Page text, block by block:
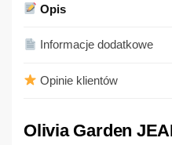
Opis
Informacje dodatkowe
Opinie klientów
Olivia Garden